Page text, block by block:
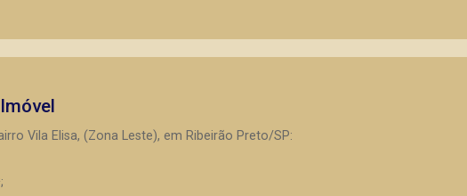
Vila Elisa, (Zona Leste), em Ribeirão Preto/SP: